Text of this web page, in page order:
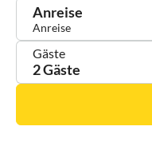
Anreise
Gäste
2 Gäste